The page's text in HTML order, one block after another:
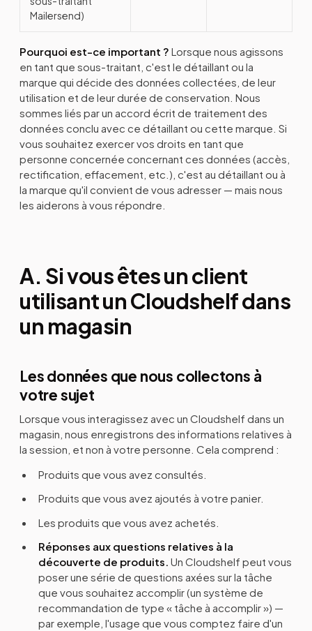
Mailersend)
Pourquoi est-ce important ? Lorsque nous agissons
en tant que sous-traitant, c'est le détaillant ou la
marque qui décide des données collectées, de leur
utilisation et de leur durée de conservation. Nous
sommes liés par un accord écrit de traitement des
données conclu avec ce détaillant ou cette marque. Si
vous souhaitez exercer vos droits en tant que
personne concernée concernant ces données (accès,
rectification, effacement, etc.), c'est au détaillant ou à
la marque qu'il convient de vous adresser — mais nous
les aiderons à vous répondre.
A. Si vous êtes un client
utilisant un Cloudshelf dans
un magasin
Les données que nous collectons à
votre sujet
Lorsque vous interagissez avec un Cloudshelf dans un
magasin, nous enregistrons des informations relatives à
la session, et non à votre personne. Cela comprend :
Produits que vous avez consultés.
Produits que vous avez ajoutés à votre panier.
Les produits que vous avez achetés.
Réponses aux questions relatives à la
découverte de produits. Un Cloudshelf peut vous
poser une série de questions axées sur la tâche
que vous souhaitez accomplir (un système de
recommandation de type « tâche à accomplir ») —
par exemple, l'usage que vous comptez faire d'un